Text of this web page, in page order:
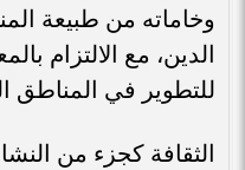
وخاماته من طبيعة
الدين، مع الالتزام
للتطوير في المناطق
الثقافة كجزء من